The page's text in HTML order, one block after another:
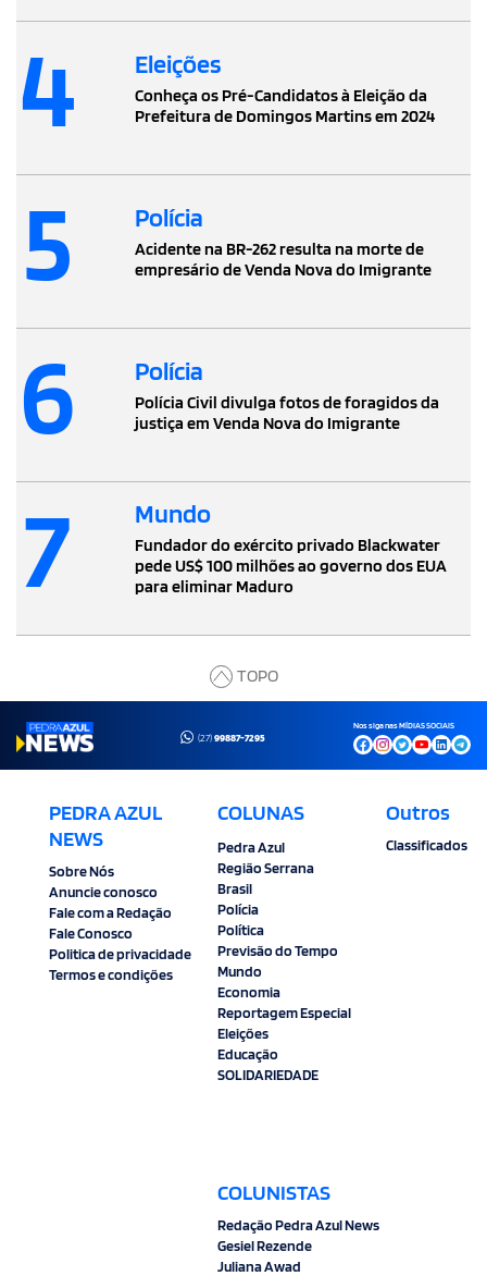
4 Eleições
Conheça os Pré-Candidatos à Eleição da
Prefeitura de Domingos Martins em 2024
5 Polícia
Acidente na BR-262 resulta na morte de
empresário de Venda Nova do Imigrante
6 Polícia
Polícia Civil divulga fotos de foragidos da
justiça em Venda Nova do Imigrante
7 Mundo
Fundador do exército privado Blackwater
pede US$ 100 milhões ao governo dos EUA
para eliminar Maduro
TOPO
(27)99887-7295
Nos siga nas MÍDIAS SOCIAIS
PEDRA AZUL
NEWS
Sobre Nós
Anuncie conosco
Fale com a Redação
Fale Conosco
Politica de privacidade
Termos e condições
COLUNAS
Pedra Azul
Região Serrana
Brasil
Polícia
Política
Previsão do Tempo
Mundo
Economia
Reportagem Especial
Eleições
Educação
SOLIDARIEDADE
COLUNISTAS
Redação Pedra Azul News
Gesiel Rezende
Juliana Awad
Outros
Classificados